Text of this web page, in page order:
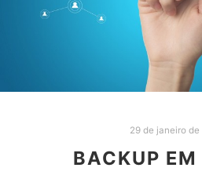
29 de janeiro de
BACKUP EM